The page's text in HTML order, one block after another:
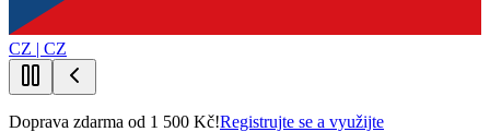
CZ | CZ
Doprava zdarma od 1 500 Kč!Registrujte se a využijte